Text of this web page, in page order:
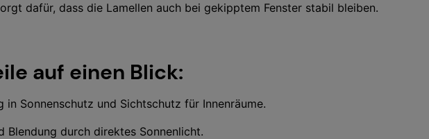
dafür, dass die Lamellen auch bei gekipptem Fenster stabil bleiben.
auf einen Blick:
in Sonnenschutz und Sichtschutz für Innenräume.
Blendung durch direktes Sonnenlicht.